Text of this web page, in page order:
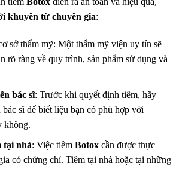
khuyên từ chuyên gia:
sở thẩm mỹ: Một thẩm mỹ viện uy tín sẽ
rõ ràng về quy trình, sản phẩm sử dụng và
bác sĩ: Trước khi quyết định tiêm, hãy
sĩ để biết liệu bạn có phù hợp với
không.
tại nhà: Việc tiêm Botoxcần được thực
có chứng chỉ. Tiêm tại nhà hoặc tại những